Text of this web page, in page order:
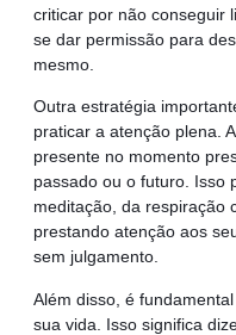
criticar por não conseguir
se dar permissão para
mesmo.
Outra estratégia
praticar a atenção plena.
presente no momento
passado ou o futuro. Isso
meditação, da respiração
prestando atenção aos
sem julgamento.
Além disso, é
sua vida. Isso significa